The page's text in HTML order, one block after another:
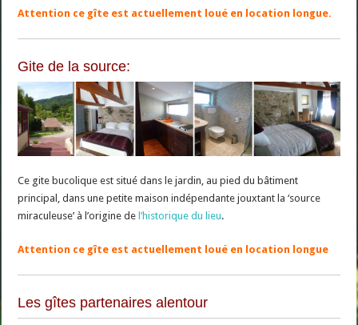
Attention ce gîte est actuellement loué en location longue.
Gite de la source:
Ce gite bucolique est situé dans le jardin, au pied du bâtiment
principal, dans une petite maison indépendante jouxtant la ‘source
miraculeuse’ à l’origine de l’historique du lieu.
Attention ce gîte est actuellement loué en location longue
Les gîtes partenaires alentour